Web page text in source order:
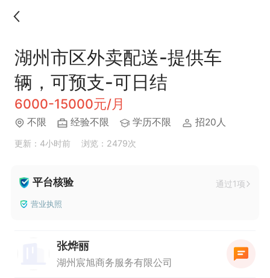
湖州市区外卖配送-提供车
辆，可预支-可日结
6000-15000元/月
不限 经验不限 学历不限 招20人
更新：4小时前 浏览：2479次
平台核验 通过1项
营业执照
张烨丽
湖州宸旭商务服务有限公司